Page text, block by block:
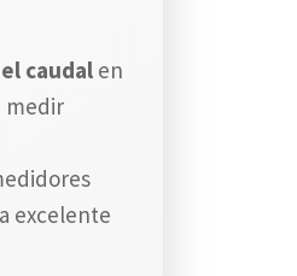
caudal en
medir
excelente